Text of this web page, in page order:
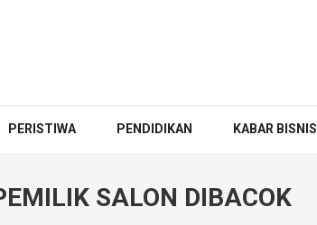
PERISTIWA PENDIDIKAN KABAR BISNIS
SALON DIBACOK